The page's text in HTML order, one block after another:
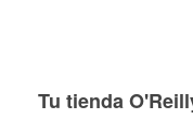
Tu tienda